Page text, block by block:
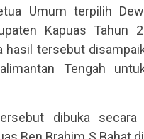
Umum terpilih
Kapuas Tahun
hasil tersebut
Tengah
dibuka secara